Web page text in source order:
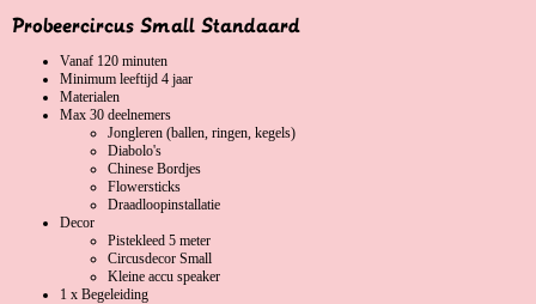
Probeercircus Small Standaard
Vanaf 120 minuten
Minimum leeftijd 4 jaar
Materialen
Max 30 deelnemers
Jongleren (ballen, ringen, kegels)
Diabolo's
Chinese Bordjes
Flowersticks
Draadloopinstallatie
Decor
Pistekleed 5 meter
Circusdecor Small
Kleine accu speaker
1 x Begeleiding